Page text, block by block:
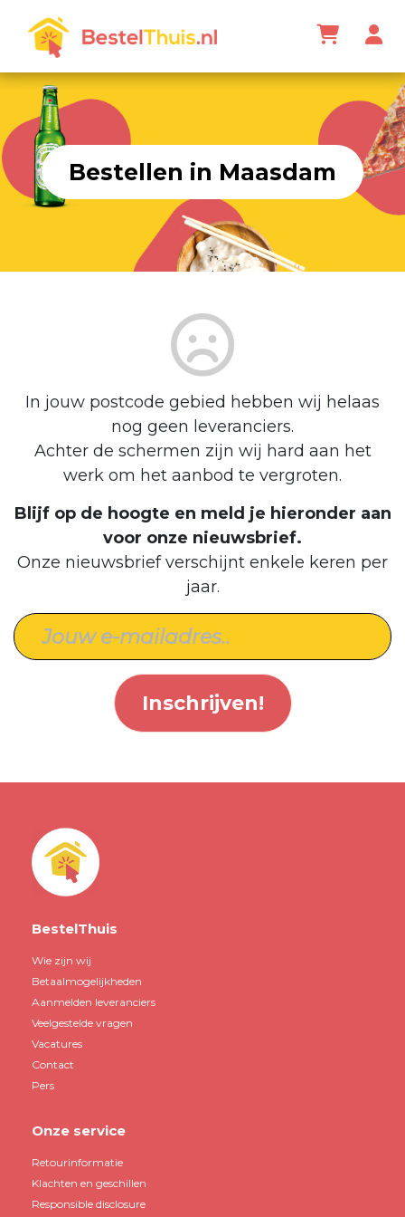
Bestellen in Maasdam
In jouw postcode gebied hebben wij helaas
nog geen leveranciers.
Achter de schermen zijn wij hard aan het
werk om het aanbod te vergroten.
Blijf op de hoogte en meld je hieronder aan
voor onze nieuwsbrief.
Onze nieuwsbrief verschijnt enkele keren per
jaar.
Inschrijven!
BestelThuis
Wie zijn wij
Betaalmogelijkheden
Aanmelden leveranciers
Veelgestelde vragen
Vacatures
Contact
Pers
Onze service
Retourinformatie
Klachten en geschillen
Responsible disclosure